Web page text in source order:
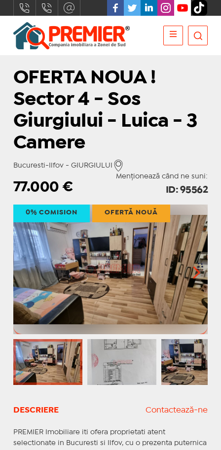
OFERTA NOUA !
Sector 4 - Sos
Giurgiului - Luica - 3
Camere
Bucuresti-Ilfov - GIURGIULUI
Menționează când ne suni:
77.000€ ID: 95562
0% COMISION OFERTĂ NOUĂ
DESCRIERE Contactează-ne
PREMIER Imobiliare iti ofera proprietati atent
selectionate in Bucuresti si Ilfov, cu o prezenta puternica